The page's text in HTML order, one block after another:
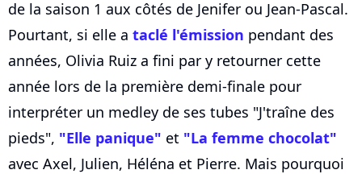
de la saison 1 aux côtés de Jenifer ou Jean-Pascal.
Pourtant, si elle a taclé l'émission pendant des
années, Olivia Ruiz a fini par y retourner cette
année lors de la première demi-finale pour
interpréter un medley de ses tubes "J'traîne des
pieds", "Elle panique" et "La femme chocolat"
avec Axel, Julien, Héléna et Pierre. Mais pourquoi